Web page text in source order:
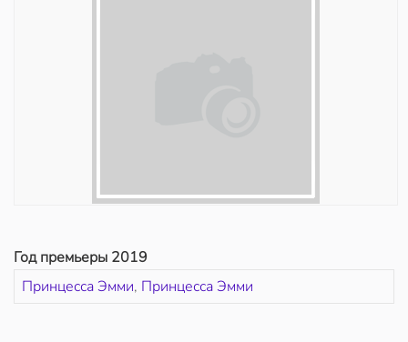
Год премьеры 2019
Принцесса Эмми, Принцесса Эмми